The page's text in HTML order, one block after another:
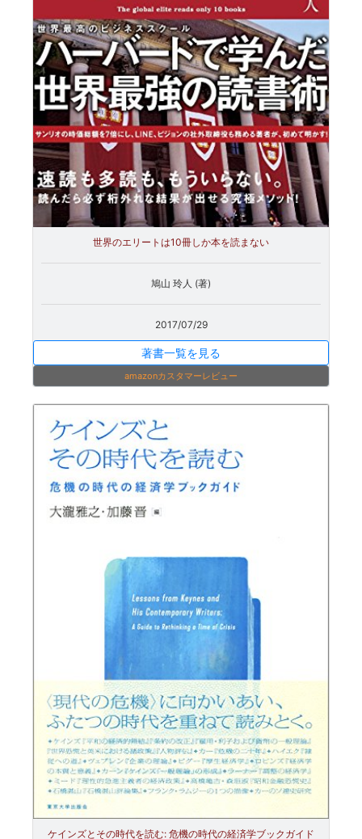
世界のエリートは10冊しか本を読まない
鳩山 玲人 (著)
2017/07/29
著書一覧を見る
amazonカスタマーレビュー
ケインズとその時代を読む: 危機の時代の経済学ブックガイド